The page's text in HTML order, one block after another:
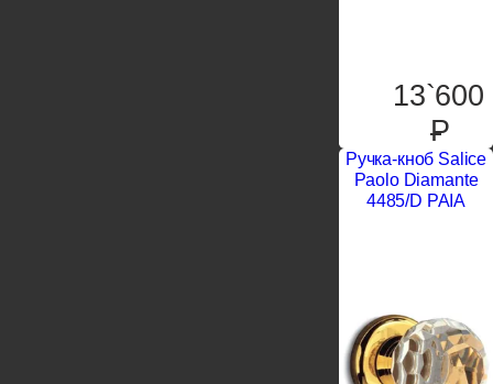
13`600
P
Ручка-кноб Salice
Paolo Diamante
4485/D PAIA